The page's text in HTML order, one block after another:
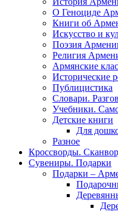
О Геноциде
Книги об
Иcкусство и
Поэзия
Религия
Армянские
Исторические
Публицистика
Словари.
Учебники.
Детские книги
Для
Разное
Кроссворды.
Сувениры. Подарки
Подарки –